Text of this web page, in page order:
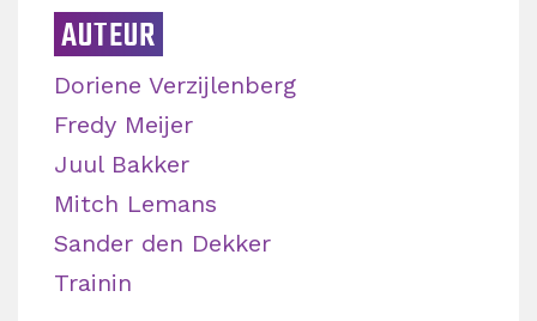
AUTEUR
Doriene Verzijlenberg
Fredy Meijer
Juul Bakker
Mitch Lemans
Sander den Dekker
Trainin